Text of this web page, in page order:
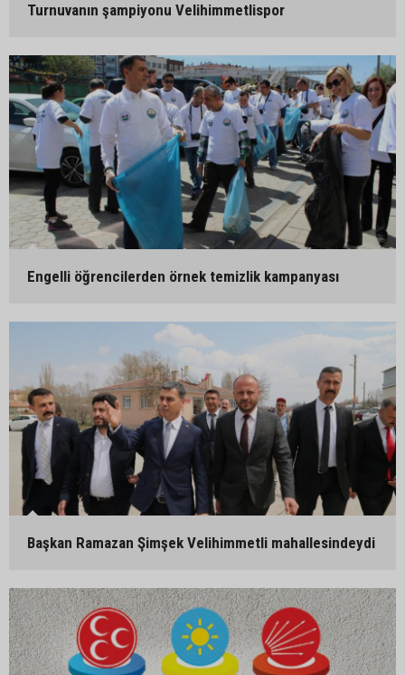
Turnuvanın şampiyonu Velihimmetlispor
Engelli öğrencilerden örnek temizlik kampanyası
Başkan Ramazan Şimşek Velihimmetli mahallesindeydi